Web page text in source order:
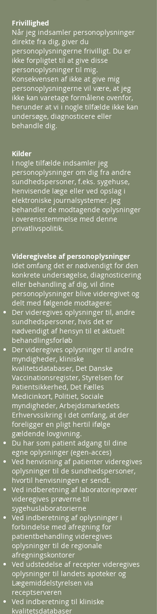
Frivillighed
Når jeg indsamler personoplysninger
direkte fra dig, giver du
personoplysningerne frivilligt. Du er
ikke forpligtet til at give disse
personoplysninger til mig.
Konsekvensen af ikke at give mig
personoplysningerne vil være, at jeg
ikke kan varetage formålene ovenfor,
herunder at vi i nogle tilfælde ikke kan
undersøge, diagnosticere eller
behandle dig.
Kilder
I nogle tilfælde indsamler jeg
personoplysninger om dig fra andre
sundhedspersoner, f.eks. sygehuse,
henvisende læge eller ved opslag i
elektroniske journalsystemer. Jeg
behandler de modtagende oplysninger
i overensstemmelse med denne
privatlivspolitik.
Videregivelse af personoplysninger
Idet omfang det er nødvendigt for den
konkrete undersøgelse, diagnosticering
eller behandling af dig, vil dine
personoplysninger blive videregivet og
delt med følgende modtagere:
Der videregives oplysninger til, andre
sundhedspersoner, hvis det er
nødvendigt af hensyn til et aktuelt
behandlingsforløb
Der videregives oplysninger til andre
myndigheder, kliniske
kvalitetsdatabaser, Det Danske
Vaccinationsregister, Styrelsen for
Patientsikkerhed, Det Fælles
Medicinkort, Politiet, Sociale
myndigheder, Arbejdsmarkedets
Erhvervssikring i det omfang, at der
foreligger en pligt hertil ifølge
gældende lovgivning.
Du har som patient adgang til dine
egne oplysninger (egen-acces)
Ved henvisning af patienter videregives
oplysninger til de sundhedspersoner,
hvortil henvisningen er sendt.
Ved indberetning af laboratorieprøver
videregives prøverne til
sygehuslaboratorierne
Ved indberetning af oplysninger i
forbindelse med afregning for
patientbehandling videregives
oplysninger til de regionale
afregningskontorer
Ved udstedelse af recepter videregives
oplysninger til landets apoteker og
Lægemiddelstyrelsen via
receptserveren
Ved indberetning til kliniske
kvalitetsdatabaser